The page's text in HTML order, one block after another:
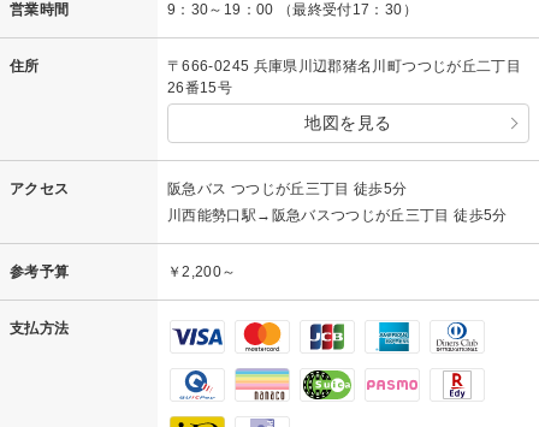
営業時間 9：30～19：00 （最終受付17：30）
住所
〒666-0245 兵庫県川辺郡猪名川町つつじが丘二丁目
26番15号
地図を見る
アクセス
阪急バス つつじが丘三丁目 徒歩5分
川西能勢口駅→阪急バスつつじが丘三丁目 徒歩5分
参考予算 ￥2,200～
支払方法